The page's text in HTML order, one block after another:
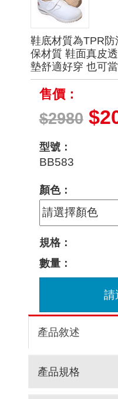
鞋底材質為TPR
保材質 鞋面真皮
墊舒適好穿 也可
售價：
$2980
型號：
BB583
顏色：
規格：
數量：
請
產品敘述
產品規格